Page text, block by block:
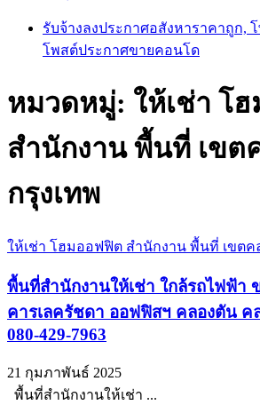
รับจ้างลงประกาศอสังหาราคาถูก,
โพสต์ประกาศขายคอนโด
หมวดหมู่: ให้เช่า โ
สำนักงาน พื้นที่ เขต
กรุงเทพ
ให้เช่า โฮมออฟฟิต สำนักงาน พื้นที่ เขตค
พื้นที่สำนักงานให้เช่า ใกล้รถไฟฟ้า
คารเลครัชดา ออฟฟิสฯ คลองตัน ค
080-429-7963
21 กุมภาพันธ์ 2025
พื้นที่สำนักงานให้เช่า ...